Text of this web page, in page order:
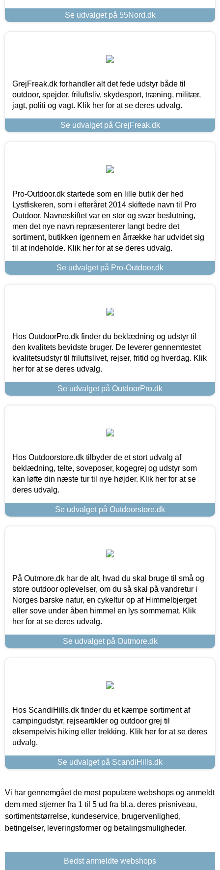
Se udvalget på 55Nord.dk
GrejFreak.dk forhandler alt det fede udstyr både til
outdoor, spejder, friluftsliv, skydesport, træning, militær,
jagt, politi og vagt. Klik her for at se deres udvalg.
Se udvalget på GrejFreak.dk
Pro-Outdoor.dk startede som en lille butik der hed
Lystfiskeren, som i efteråret 2014 skiftede navn til Pro
Outdoor. Navneskiftet var en stor og svær beslutning,
men det nye navn repræsenterer langt bedre det
sortiment, butikken igennem en årrække har udvidet sig
til at indeholde. Klik her for at se deres udvalg.
Se udvalget på Pro-Outdoor.dk
Hos OutdoorPro.dk finder du beklædning og udstyr til
den kvalitets bevidste bruger. De leverer gennemtestet
kvalitetsudstyr til friluftslivet, rejser, fritid og hverdag. Klik
her for at se deres udvalg.
Se udvalget på OutdoorPro.dk
Hos Outdoorstore.dk tilbyder de et stort udvalg af
beklædning, telte, soveposer, kogegrej og udstyr som
kan løfte din næste tur til nye højder. Klik her for at se
deres udvalg.
Se udvalget på Outdoorstore.dk
På Outmore.dk har de alt, hvad du skal bruge til små og
store outdoor oplevelser, om du så skal på vandretur i
Norges barske natur, en cykeltur op af Himmelbjerget
eller sove under åben himmel en lys sommernat. Klik
her for at se deres udvalg.
Se udvalget på Outmore.dk
Hos ScandiHills.dk finder du et kæmpe sortiment af
campingudstyr, rejseartikler og outdoor grej til
eksempelvis hiking eller trekking. Klik her for at se deres
udvalg.
Se udvalget på ScandiHills.dk
Vi har gennemgået de mest populære webshops og anmeldt
dem med stjerner fra 1 til 5 ud fra bl.a. deres prisniveau,
sortimentstørrelse, kundeservice, brugervenlighed,
betingelser, leveringsformer og betalingsmuligheder.
Bedst anmeldte webshops